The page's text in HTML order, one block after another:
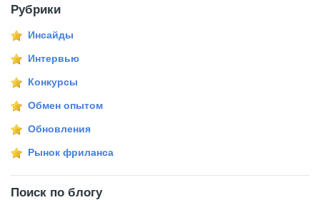
Рубрики
Инсайды
Интервью
Конкурсы
Обмен опытом
Обновления
Рынок фриланса
Поиск по блогу